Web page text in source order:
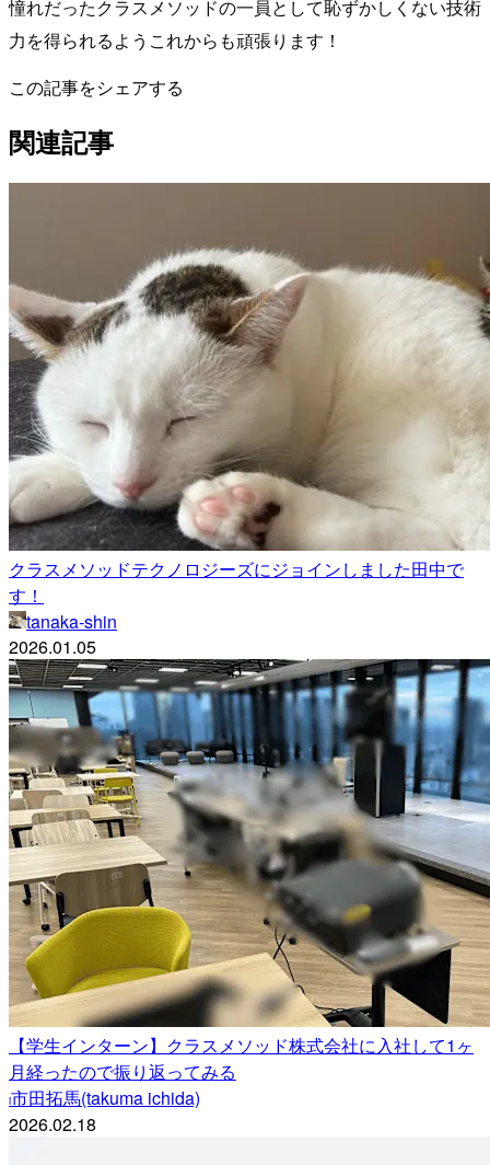
憧れだったクラスメソッドの一員として恥ずかしくない技術
力を得られるようこれからも頑張ります！
この記事をシェアする
関連記事
クラスメソッドテクノロジーズにジョインしました田中で
す！
tanaka-shin
2026.01.05
【学生インターン】クラスメソッド株式会社に入社して1ヶ
月経ったので振り返ってみる
i市田拓馬(takuma ichida)
2026.02.18